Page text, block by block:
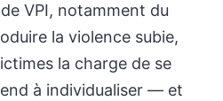
VPI, notamment du
la violence subie,
la charge de se
à individualiser — et